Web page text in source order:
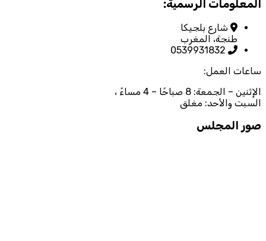
المعلومات الرسمية:
شارع بلجيكا
طنجة، المغرب
0539931832
ساعات العمل:
الإثنين – الجمعة: 8 صباحًا – 4 مساءً ،
السبت والأحد: مغلق
صور المجلس